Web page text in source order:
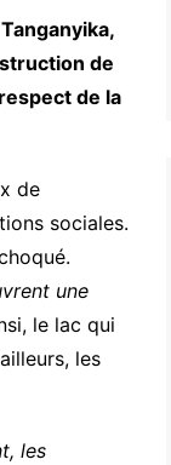
de
de la
de
sociales.
une
le lac qui
les
les